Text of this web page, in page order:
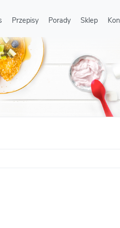
Przepisy Porady Sklep